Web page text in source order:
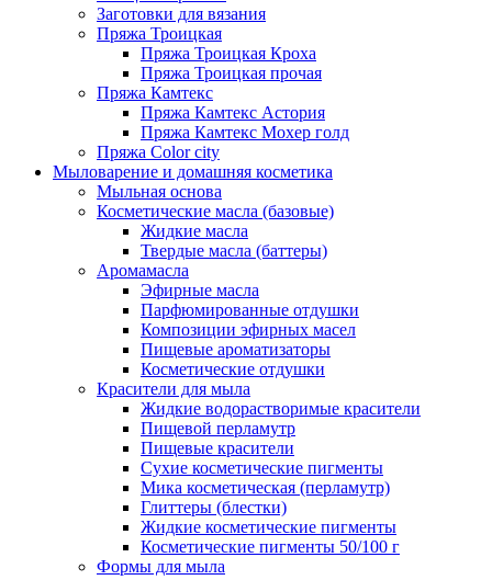
Заготовки для вязания
Пряжа Троицкая
Пряжа Троицкая Кроха
Пряжа Троицкая прочая
Пряжа Камтекс
Пряжа Камтекс Астория
Пряжа Камтекс Мохер голд
Пряжа Color city
Мыловарение и домашняя косметика
Мыльная основа
Косметические масла (базовые)
Жидкие масла
Твердые масла (баттеры)
Аромамасла
Эфирные масла
Парфюмированные отдушки
Композиции эфирных масел
Пищевые ароматизаторы
Косметические отдушки
Красители для мыла
Жидкие водорастворимые красители
Пищевой перламутр
Пищевые красители
Сухие косметические пигменты
Мика косметическая (перламутр)
Глиттеры (блестки)
Жидкие косметические пигменты
Косметические пигменты 50/100 г
Формы для мыла